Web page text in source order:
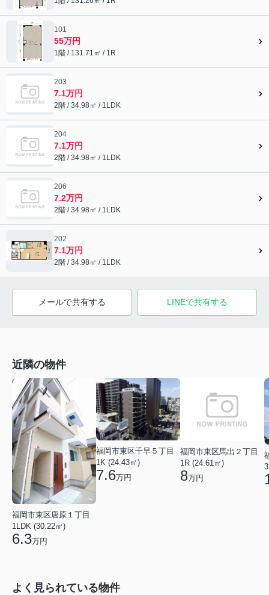
101
55万円
1階 / 131.71㎡ / 1R
203
7.1万円
2階 / 34.98㎡ / 1LDK
204
7.1万円
2階 / 34.98㎡ / 1LDK
206
7.2万円
2階 / 34.98㎡ / 1LDK
202
7.1万円
2階 / 34.98㎡ / 1LDK
メールで共有する LINEで共有する
近隣の物件
福岡市東区唐原１丁目
1LDK (30.22㎡)
6.3万円
福岡市東区千早５丁目
1K (24.43㎡)
7.6万円
福岡市東区馬出２丁目
1R (24.61㎡)
8万円
よく見られている物件